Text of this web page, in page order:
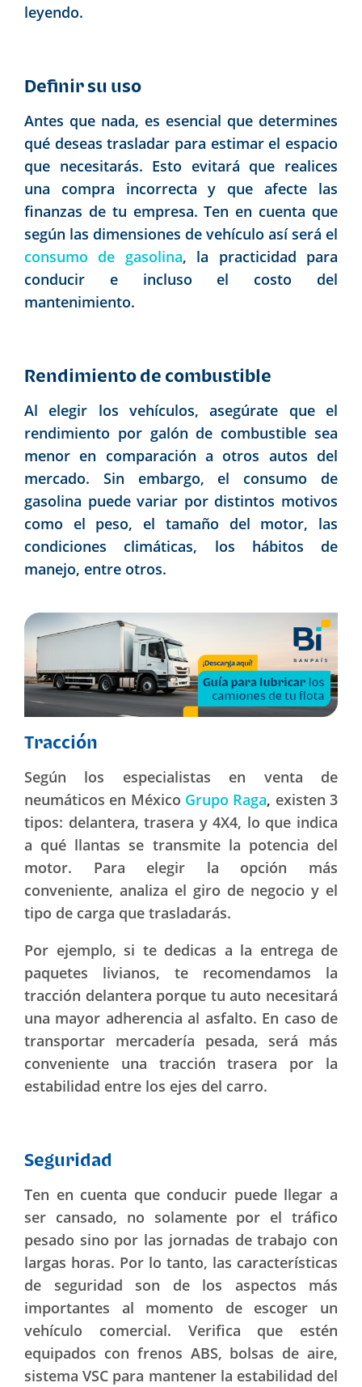
leyendo.
Definir su uso
Antes que nada, es esencial que determines
qué deseas trasladar para estimar el espacio
que necesitarás. Esto evitará que realices
una compra incorrecta y que afecte las
finanzas de tu empresa. Ten en cuenta que
según las dimensiones de vehículo así será el
consumo de gasolina, la practicidad para
conducir e incluso el costo del
mantenimiento.
Rendimiento de combustible
Al elegir los vehículos, asegúrate que el
rendimiento por galón de combustible sea
menor en comparación a otros autos del
mercado. Sin embargo, el consumo de
gasolina puede variar por distintos motivos
como el peso, el tamaño del motor, las
condiciones climáticas, los hábitos de
manejo, entre otros.
Tracción
Según los especialistas en venta de
neumáticos en México Grupo Raga, existen 3
tipos: delantera, trasera y 4X4, lo que indica
a qué llantas se transmite la potencia del
motor. Para elegir la opción más
conveniente, analiza el giro de negocio y el
tipo de carga que trasladarás.
Por ejemplo, si te dedicas a la entrega de
paquetes livianos, te recomendamos la
tracción delantera porque tu auto necesitará
una mayor adherencia al asfalto. En caso de
transportar mercadería pesada, será más
conveniente una tracción trasera por la
estabilidad entre los ejes del carro.
Seguridad
Ten en cuenta que conducir puede llegar a
ser cansado, no solamente por el tráfico
pesado sino por las jornadas de trabajo con
largas horas. Por lo tanto, las características
de seguridad son de los aspectos más
importantes al momento de escoger un
vehículo comercial. Verifica que estén
equipados con frenos ABS, bolsas de aire,
sistema VSC para mantener la estabilidad del